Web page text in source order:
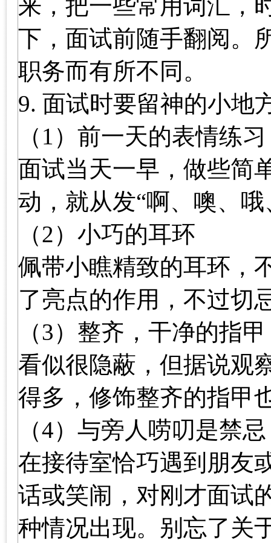
来，把一些常用词汇，
下，面试前随手翻阅。
职务而有所不同。
9. 面试时要留神的小地
（1）前一天的表情练习
面试当天一早，做些简
动，就从发“啊、噢、
（2）小巧的耳环
佩带小瞧精致的耳环，
了亮点的作用，不过切
（3）整齐，干净的指甲
看似很隐蔽，但据说观
得多，修饰整齐的指甲
（4）与旁人唠叨是禁忌
在接待室恰巧遇到朋友
话或笑闹，对刚才面试
种情况出现。别忘了关